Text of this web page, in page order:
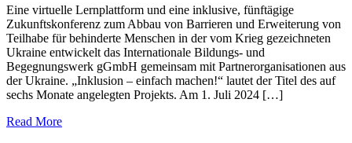
Eine virtuelle Lernplattform und eine inklusive, fünftägige
Zukunftskonferenz zum Abbau von Barrieren und Erweiterung von
Teilhabe für behinderte Menschen in der vom Krieg gezeichneten
Ukraine entwickelt das Internationale Bildungs- und
Begegnungswerk gGmbH gemeinsam mit Partnerorganisationen aus
der Ukraine. „Inklusion – einfach machen!“ lautet der Titel des auf
sechs Monate angelegten Projekts. Am 1. Juli 2024 […]
Read More